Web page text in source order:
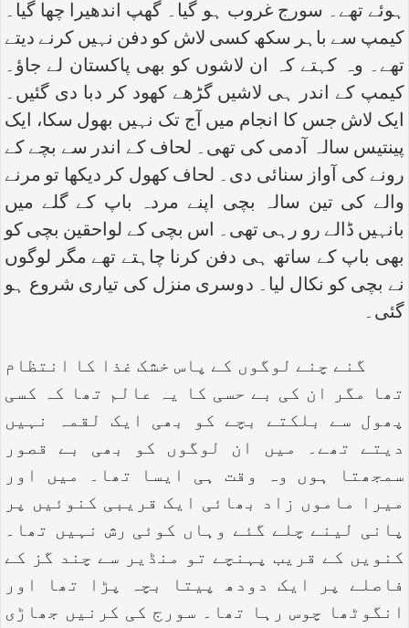
ہوئے تھے۔ سورج غروب ہو گیا۔ گھپ اندھیرا چھا گیا۔
کیمپ سے باہر سکھ کسی لاش کو دفن نہیں کرنے دیتے
تھے۔ وہ کہتے کہ ان لاشوں کو بھی پاکستان لے جاؤ۔
کیمپ کے اندر ہی لاشیں گڑھے کھود کر دبا دی گئیں۔
ایک لاش جس کا انجام میں آج تک نہیں بھول سکا، ایک
پینتیس سالہ آدمی کی تھی۔ لحاف کے اندر سے بچے کے
رونے کی آواز سنائی دی۔ لحاف کھول کر دیکھا تو مرنے
والے کی تین سالہ بچی اپنے مردہ باپ کے گلے میں
بانہیں ڈالے رو رہی تھی۔ اس بچی کے لواحقین بچی کو
بھی باپ کے ساتھ ہی دفن کرنا چاہتے تھے مگر لوگوں
نے بچی کو نکال لیا۔ دوسری منزل کی تیاری شروع ہو
گئی۔
گنے چنے لوگوں کے پاس خشک غذا کا انتظام
تھا مگر ان کی بے حسی کا یہ عالم تھا کہ کسی
پھول سے بلکتے بچے کو بھی ایک لقمہ نہیں
دیتے تھے۔ میں ان لوگوں کو بھی بے قصور
سمجھتا ہوں وہ وقت ہی ایسا تھا۔ میں اور
میرا ماموں زاد بھائی ایک قریبی کنوئیں پر
پانی لینے چلے گئے وہاں کوئی رش نہیں تھا۔
کنویں کے قریب پہنچے تو منڈیر سے چند گز کے
فاصلے پر ایک دودھ پیتا بچہ پڑا تھا اور
انگوٹھا چوس رہا تھا۔ سورج کی کرنیں جھاڑی